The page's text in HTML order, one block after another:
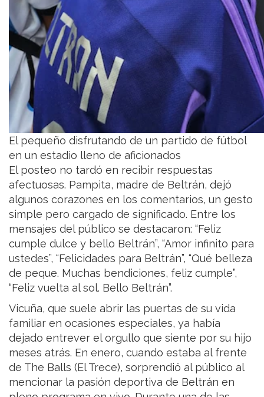
El pequeño disfrutando de un partido de fútbol
en un estadio lleno de aficionados
El posteo no tardó en recibir respuestas
afectuosas. Pampita, madre de Beltrán, dejó
algunos corazones en los comentarios, un gesto
simple pero cargado de significado. Entre los
mensajes del público se destacaron: “Feliz
cumple dulce y bello Beltrán”, “Amor infinito para
ustedes”, “Felicidades para Beltrán”, “Qué belleza
de peque. Muchas bendiciones, feliz cumple”,
“Feliz vuelta al sol. Bello Beltrán”.
Vicuña, que suele abrir las puertas de su vida
familiar en ocasiones especiales, ya había
dejado entrever el orgullo que siente por su hijo
meses atrás. En enero, cuando estaba al frente
de The Balls (El Trece), sorprendió al público al
mencionar la pasión deportiva de Beltrán en